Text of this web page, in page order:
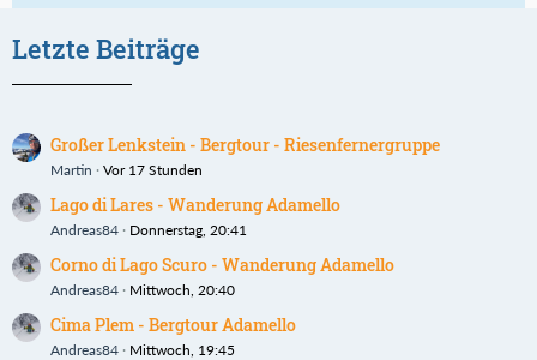
Letzte Beiträge
Großer Lenkstein - Bergtour - Riesenfernergruppe
Martin Vor 17 Stunden
Lago di Lares - Wanderung Adamello
Andreas84 Donnerstag, 20:41
Corno di Lago Scuro - Wanderung Adamello
Andreas84 Mittwoch, 20:40
Cima Plem - Bergtour Adamello
Andreas84 Mittwoch, 19:45